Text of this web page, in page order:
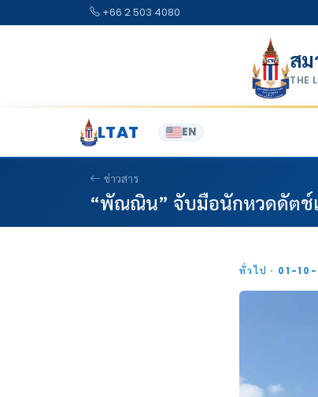
+66 2 503 4080
ส
THE
LTAT EN
ข่าวสาร
“พัณณิน” จับมือนักหวดดัตช์
ทั่วไป · 01-